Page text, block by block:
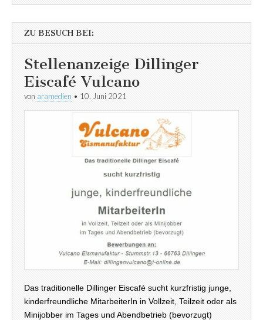
ZU BESUCH BEI:
Stellenanzeige Dillinger
Eiscafé Vulcano
von aramedien • 10. Juni 2021
Das traditionelle Dillinger Eiscafé sucht kurzfristig junge,
kinderfreundliche MitarbeiterIn in Vollzeit, Teilzeit oder als
Minijobber im Tages und Abendbetrieb (bevorzugt)